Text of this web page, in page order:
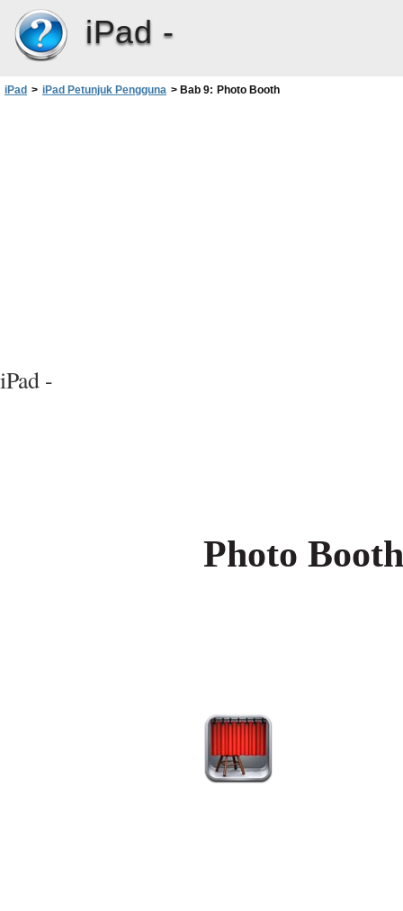
iPad -
iPad > iPad Petunjuk Pengguna > Bab 9: Photo Booth
iPad -
Photo Booth